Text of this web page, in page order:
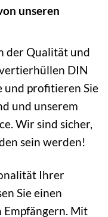
unseren
der Qualität und
DIN
und profitieren Sie
und unserem
Wir sind sicher,
sein werden!
Ihrer
Sie einen
Mit